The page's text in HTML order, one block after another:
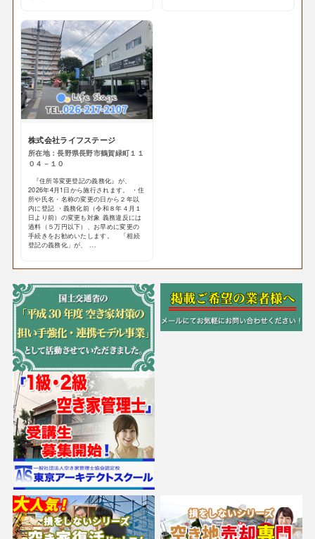
株式会社ライフステージ
所在地：長野県長野市鶴賀緑町１１
０４－１０
『住所等変更登記の義務化』が、
2026年4月1日から施行されます。 ・住
所や氏名・名称の変更の日から２年以
内に登記 ・義務化前（令和８年４月１
日より前）の変更も対象 義務違反には
過料（５万円以下）、お早めに変更の
手続きをお勧めいたします。 「相続
登記の義務化」が、 ...